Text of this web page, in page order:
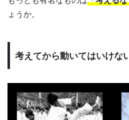
ょうか。
考えてから動いてはいけな